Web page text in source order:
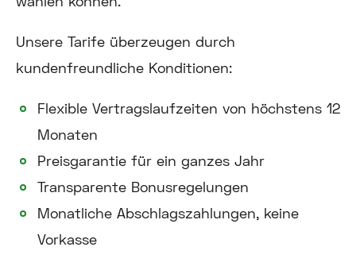
Unsere Tarife überzeugen durch
kundenfreundliche Konditionen:
Flexible Vertragslaufzeiten von höchstens 12
Monaten
Preisgarantie für ein ganzes Jahr
Transparente Bonusregelungen
Monatliche Abschlagszahlungen, keine
Vorkasse